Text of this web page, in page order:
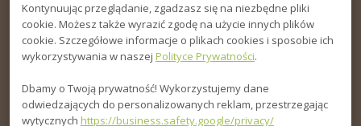
MENU
INFORMACJA
PORADNIK
Kontynuując przeglądanie, zgadzasz się na niezbędne pliki
cookie. Możesz także wyrazić zgodę na użycie innych plików
cookie. Szczegółowe informacje o plikach cookies i sposobie ich
wykorzystywania w naszej Polityce Prywatności.
Dbamy o Twoją prywatność! Wykorzystujemy dane
odwiedzających do personalizowanych reklam, przestrzegając
wytycznych https://business.safety.google/privacy/